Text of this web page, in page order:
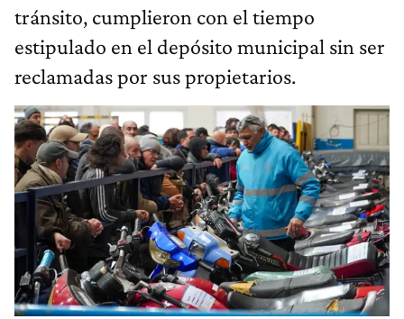
tránsito, cumplieron con el tiempo
estipulado en el depósito municipal sin ser
reclamadas por sus propietarios.